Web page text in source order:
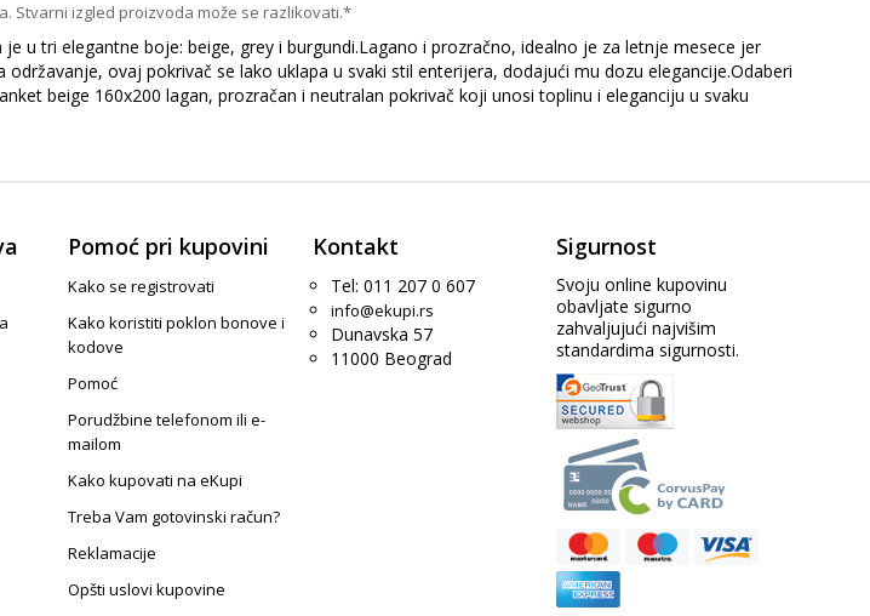
Stvarni izgled proizvoda može se razlikovati.*
u tri elegantne boje: beige, grey i burgundi.Lagano i prozračno, idealno je za letnje mesece jer
ovaj pokrivač se lako uklapa u svaki stil enterijera, dodajući mu dozu elegancije.Odaberi
beige 160x200 lagan, prozračan i neutralan pokrivač koji unosi toplinu i eleganciju u svaku
Pomoć pri kupovini
Kako se registrovati
Kako koristiti poklon bonove i
kodove
Pomoć
Porudžbine telefonom ili e-
mailom
Kako kupovati na eKupi
Treba Vam gotovinski račun?
Reklamacije
Opšti uslovi kupovine
Kontakt
Tel: 011 207 0 607
info@ekupi.rs
Dunavska 57
11000 Beograd
Sigurnost
Svoju online kupovinu
obavljate sigurno
zahvaljujući najvišim
standardima sigurnosti.